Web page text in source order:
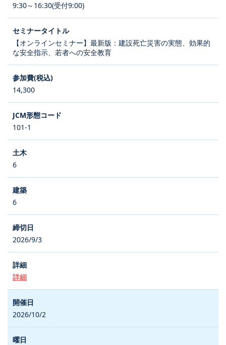
9:30～16:30(受付9:00)
【オンラインセミナー】最新版：建設死亡災害の実態、効果的
な安全指示、若者への安全教育
14,300
101-1
6
6
2026/9/3
詳細
2026/10/2